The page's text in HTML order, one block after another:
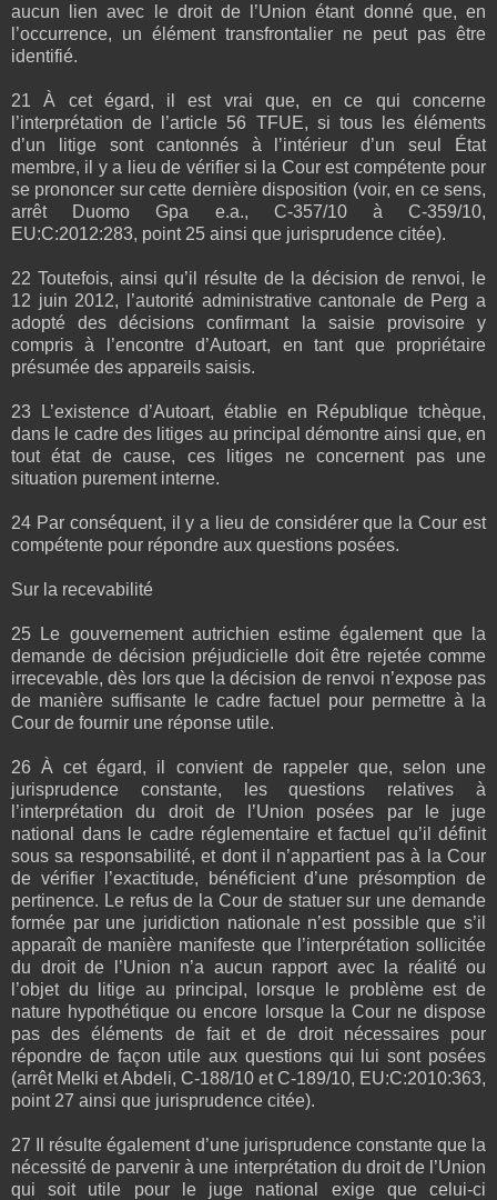
aucun lien avec le droit de l’Union étant donné que, en
l’occurrence, un élément transfrontalier ne peut pas être
identifié.
21 À cet égard, il est vrai que, en ce qui concerne
l’interprétation de l’article 56 TFUE, si tous les éléments
d’un litige sont cantonnés à l’intérieur d’un seul État
membre, il y a lieu de vérifier si la Cour est compétente pour
se prononcer sur cette dernière disposition (voir, en ce sens,
arrêt Duomo Gpa e.a., C‑357/10 à C‑359/10,
EU:C:2012:283, point 25 ainsi que jurisprudence citée).
22 Toutefois, ainsi qu’il résulte de la décision de renvoi, le
12 juin 2012, l’autorité administrative cantonale de Perg a
adopté des décisions confirmant la saisie provisoire y
compris à l’encontre d’Autoart, en tant que propriétaire
présumée des appareils saisis.
23 L’existence d’Autoart, établie en République tchèque,
dans le cadre des litiges au principal démontre ainsi que, en
tout état de cause, ces litiges ne concernent pas une
situation purement interne.
24 Par conséquent, il y a lieu de considérer que la Cour est
compétente pour répondre aux questions posées.
Sur la recevabilité
25 Le gouvernement autrichien estime également que la
demande de décision préjudicielle doit être rejetée comme
irrecevable, dès lors que la décision de renvoi n’expose pas
de manière suffisante le cadre factuel pour permettre à la
Cour de fournir une réponse utile.
26 À cet égard, il convient de rappeler que, selon une
jurisprudence constante, les questions relatives à
l’interprétation du droit de l’Union posées par le juge
national dans le cadre réglementaire et factuel qu’il définit
sous sa responsabilité, et dont il n’appartient pas à la Cour
de vérifier l’exactitude, bénéficient d’une présomption de
pertinence. Le refus de la Cour de statuer sur une demande
formée par une juridiction nationale n’est possible que s’il
apparaît de manière manifeste que l’interprétation sollicitée
du droit de l’Union n’a aucun rapport avec la réalité ou
l’objet du litige au principal, lorsque le problème est de
nature hypothétique ou encore lorsque la Cour ne dispose
pas des éléments de fait et de droit nécessaires pour
répondre de façon utile aux questions qui lui sont posées
(arrêt Melki et Abdeli, C‑188/10 et C‑189/10, EU:C:2010:363,
point 27 ainsi que jurisprudence citée).
27 Il résulte également d’une jurisprudence constante que la
nécessité de parvenir à une interprétation du droit de l’Union
qui soit utile pour le juge national exige que celui-ci